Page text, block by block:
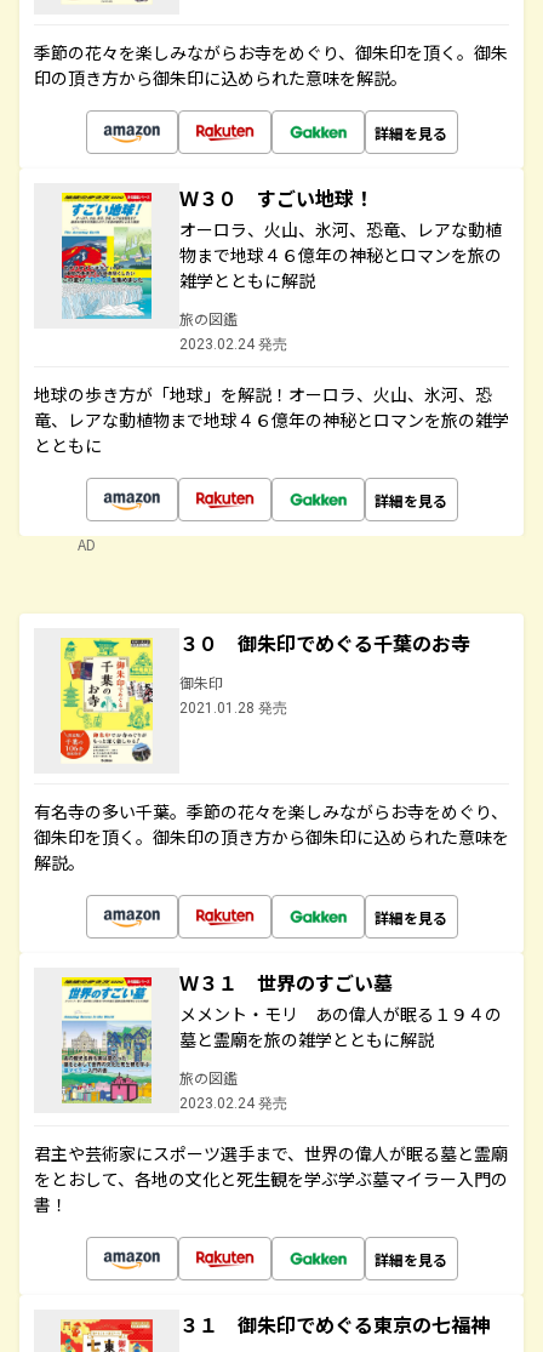
季節の花々を楽しみながらお寺をめぐり、御朱印を頂く。御朱
印の頂き方から御朱印に込められた意味を解説。
詳細を見る
Ｗ３０ すごい地球！
オーロラ、火山、氷河、恐竜、レアな動植
物まで地球４６億年の神秘とロマンを旅の
雑学とともに解説
旅の図鑑
2023.02.24 発売
地球の歩き方が「地球」を解説！オーロラ、火山、氷河、恐
竜、レアな動植物まで地球４６億年の神秘とロマンを旅の雑学
とともに
詳細を見る
AD
３０ 御朱印でめぐる千葉のお寺
御朱印
2021.01.28 発売
有名寺の多い千葉。季節の花々を楽しみながらお寺をめぐり、
御朱印を頂く。御朱印の頂き方から御朱印に込められた意味を
解説。
詳細を見る
Ｗ３１ 世界のすごい墓
メメント・モリ あの偉人が眠る１９４の
墓と霊廟を旅の雑学とともに解説
旅の図鑑
2023.02.24 発売
君主や芸術家にスポーツ選手まで、世界の偉人が眠る墓と霊廟
をとおして、各地の文化と死生観を学ぶ学ぶ墓マイラー入門の
書！
詳細を見る
３１ 御朱印でめぐる東京の七福神